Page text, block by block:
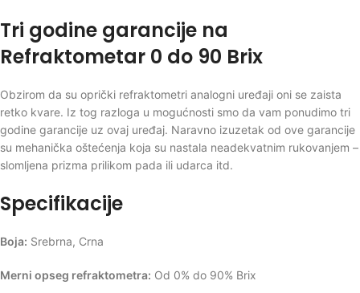
Tri godine garancije na
Refraktometar 0 do 90 Brix
Obzirom da su oprički refraktometri analogni uređaji oni se zaista
retko kvare. Iz tog razloga u mogućnosti smo da vam ponudimo tri
godine garancije uz ovaj uređaj. Naravno izuzetak od ove garancije
su mehanička oštećenja koja su nastala neadekvatnim rukovanjem –
slomljena prizma prilikom pada ili udarca itd.
Specifikacije
Boja: Srebrna, Crna
Merni opseg refraktometra: Od 0% do 90% Brix